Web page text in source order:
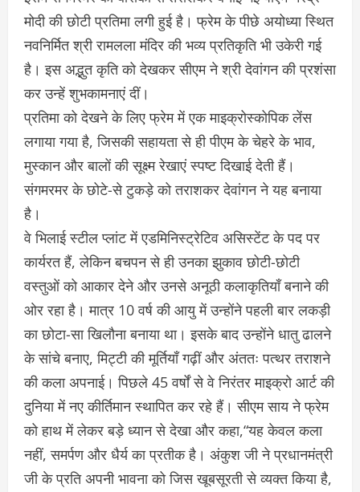
मोदी की छोटी प्रतिमा लगी हुई है। फ्रेम के पीछे अयोध्या स्थित
नवनिर्मित श्री रामलला मंदिर की भव्य प्रतिकृति भी उकेरी गई
है। इस अद्भुत कृति को देखकर सीएम ने श्री देवांगन की प्रशंसा
कर उन्हें शुभकामनाएं दीं।
प्रतिमा को देखने के लिए फ्रेम में एक माइक्रोस्कोपिक लेंस
लगाया गया है, जिसकी सहायता से ही पीएम के चेहरे के भाव,
मुस्कान और बालों की सूक्ष्म रेखाएं स्पष्ट दिखाई देती हैं।
संगमरमर के छोटे-से टुकड़े को तराशकर देवांगन ने यह बनाया
है।
वे भिलाई स्टील प्लांट में एडमिनिस्ट्रेटिव असिस्टेंट के पद पर
कार्यरत हैं, लेकिन बचपन से ही उनका झुकाव छोटी-छोटी
वस्तुओं को आकार देने और उनसे अनूठी कलाकृतियाँ बनाने की
ओर रहा है। मात्र 10 वर्ष की आयु में उन्होंने पहली बार लकड़ी
का छोटा-सा खिलौना बनाया था। इसके बाद उन्होंने धातु ढालने
के सांचे बनाए, मिट्टी की मूर्तियाँ गढ़ीं और अंततः पत्थर तराशने
की कला अपनाई। पिछले 45 वर्षों से वे निरंतर माइक्रो आर्ट की
दुनिया में नए कीर्तिमान स्थापित कर रहे हैं। सीएम साय ने फ्रेम
को हाथ में लेकर बड़े ध्यान से देखा और कहा,“यह केवल कला
नहीं, समर्पण और धैर्य का प्रतीक है। अंकुश जी ने प्रधानमंत्री
जी के प्रति अपनी भावना को जिस खूबसूरती से व्यक्त किया है,